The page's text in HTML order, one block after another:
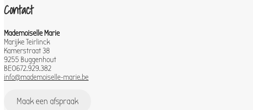
Contact
Mademoiselle Marie
Marijke Teirlinck
Kamerstraat 38
9255 Buggenhout
BE0672.929.382
info@mademoiselle-marie.be
Maak een afspraak